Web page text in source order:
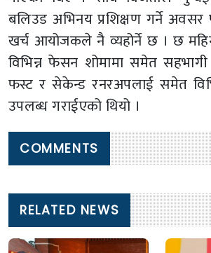
बलिउड अभिनय प्रशिक्षण गर्ने
खर्च आयोजकले नै व्यहोर्ने छ । छ
विभिन्न फेसन शोमामा समेत
फस्ट र सेकेन्ड रनरअपलाई समेत
उपलब्ध गराईएको थियो ।
COMMENTS
RELATED NEWS